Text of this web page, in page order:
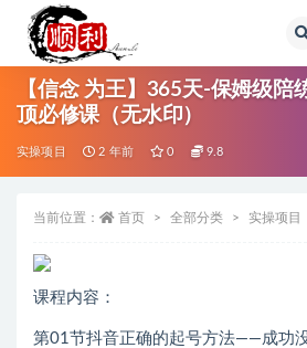
【信念 为王】365天-保姆级陪
顶必修课（无水印）
实操项目 2 年前 0 9.8
当前位置： 首页 全部分类 实操项目
课程内容：
第01节抖音正确的起号方法——成功
全部